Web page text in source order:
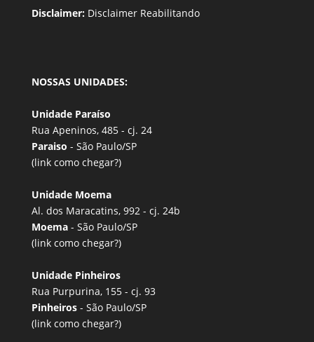
Disclaimer: Disclaimer Reabilitando
NOSSAS UNIDADES:
Unidade Paraíso
Rua Apeninos, 485 - cj. 24
Paraiso - São Paulo/SP
(link como chegar?)
Unidade Moema
Al. dos Maracatins, 992 - cj. 24b
Moema - São Paulo/SP
(link como chegar?)
Unidade Pinheiros
Rua Purpurina, 155 - cj. 93
Pinheiros - São Paulo/SP
(link como chegar?)